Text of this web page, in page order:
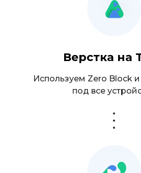
Верстка на
Используем Zero Block
под все